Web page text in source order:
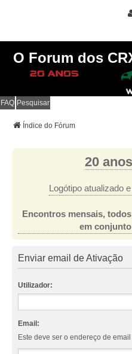
O Forum dos
FAQ Pesquisar
Índice do Fórum
20
Logótipo atualizado
Encontros mensais,
em
Enviar email de Ativação
Utilizador:
Email:
Este deve ser o endereço de